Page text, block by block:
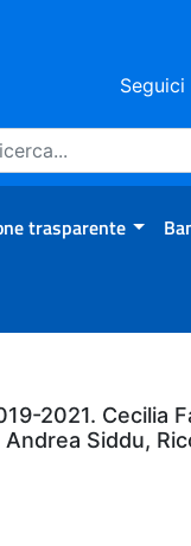
Seguici
trasparente
2021. Cecilia
Siddu,